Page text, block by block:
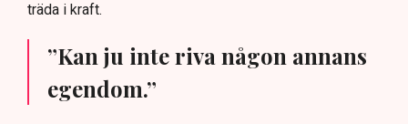
träda i kraft.
”Kan ju inte riva någon annans
egendom.”